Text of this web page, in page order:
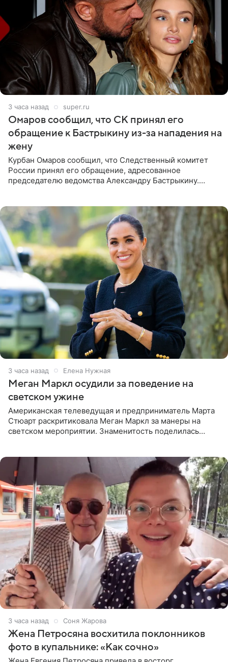
3 часа назад super.ru
Омаров сообщил, что СК принял его
обращение к Бастрыкину из-за нападения на
жену
Курбан Омаров сообщил, что Следственный комитет
России принял его обращение, адресованное
председателю ведомства Александру Бастрыкину.
3 часа назад Елена Нужная
Меган Маркл осудили за поведение на
светском ужине
Американская телеведущая и предприниматель Марта
Стюарт раскритиковала Меган Маркл за манеры на
светском мероприятии. Знаменитость поделилась
3 часа назад Соня Жарова
Жена Петросяна восхитила поклонников
фото в купальнике: «Как сочно»